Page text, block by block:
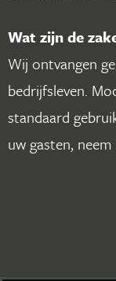
Wat zijn de
Wij ontvangen
bedrijfsleven.
standaard
uw gasten,